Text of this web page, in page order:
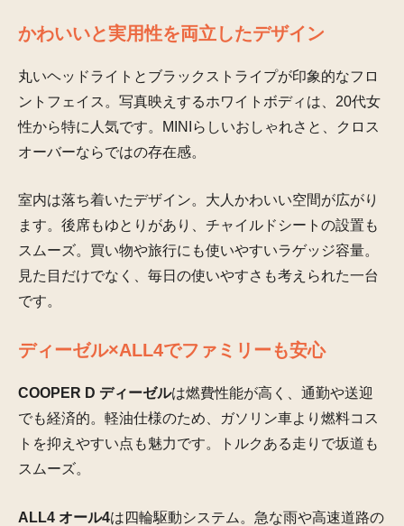
かわいいと実用性を両立したデザイン
丸いヘッドライトとブラックストライプが印象的なフロ
ントフェイス。写真映えするホワイトボディは、20代女
性から特に人気です。MINIらしいおしゃれさと、クロス
オーバーならではの存在感。
室内は落ち着いたデザイン。大人かわいい空間が広がり
ます。後席もゆとりがあり、チャイルドシートの設置も
スムーズ。買い物や旅行にも使いやすいラゲッジ容量。
見た目だけでなく、毎日の使いやすさも考えられた一台
です。
ディーゼル×ALL4でファミリーも安心
COOPER D ディーゼルは燃費性能が高く、通勤や送迎
でも経済的。軽油仕様のため、ガソリン車より燃料コス
トを抑えやすい点も魅力です。トルクある走りで坂道も
スムーズ。
ALL4 オール4は四輪駆動システム。急な雨や高速道路の